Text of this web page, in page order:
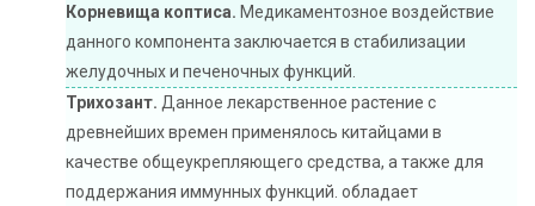
Корневища коптиса. Медикаментозное воздействие
данного компонента заключается в стабилизации
желудочных и печеночных функций.
Трихозант. Данное лекарственное растение с
древнейших времен применялось китайцами в
качестве общеукрепляющего средства, а также для
поддержания иммунных функций. обладает